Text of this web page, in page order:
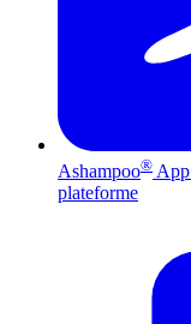
Ashampoo® App
plateforme